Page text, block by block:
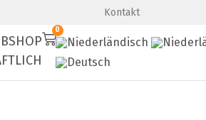
Kontakt
0